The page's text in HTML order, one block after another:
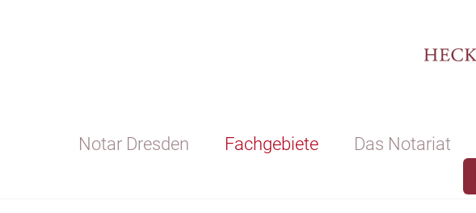
Notar Dresden Fachgebiete Das Notariat